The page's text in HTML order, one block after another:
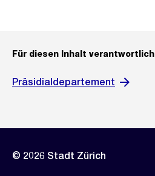
Für diesen Inhalt verantwortlich
Präsidialdepartement
© 2026 Stadt Zürich